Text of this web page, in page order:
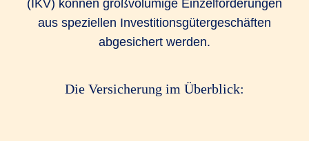
(IKV) können großvolumige Einzelforderungen
aus speziellen Investitionsgütergeschäften
abgesichert werden.
Die Versicherung im Überblick: